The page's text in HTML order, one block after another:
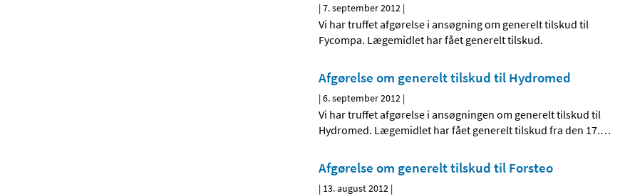
|7. september 2012 |
Vi har truffet afgørelse i ansøgning om generelt tilskud til
Fycompa. Lægemidlet har fået generelt tilskud.
Afgørelse om generelt tilskud til Hydromed
|6. september 2012 |
Vi har truffet afgørelse i ansøgningen om generelt tilskud til
Hydromed. Lægemidlet har fået generelt tilskud fra den 17.…
Afgørelse om generelt tilskud til Forsteo
| 13. august 2012 |